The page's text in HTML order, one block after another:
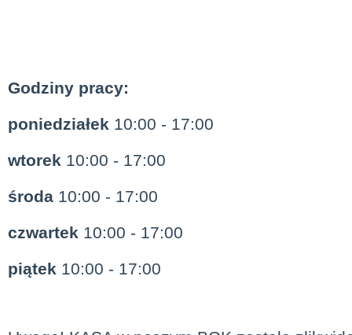
Godziny pracy:
poniedziałek 10:00 - 17:00
wtorek 10:00 - 17:00
środa 10:00 - 17:00
czwartek 10:00 - 17:00
piątek 10:00 - 17:00